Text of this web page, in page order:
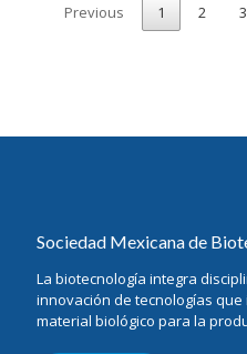
Previous 1 2 3
Sociedad Mexicana de
La biotecnología integra
innovación de tecnologías
material biológico para la